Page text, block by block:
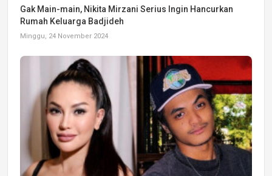
Gak Main-main, Nikita Mirzani Serius Ingin Hancurkan
Rumah Keluarga Badjideh
Minggu, 24 November 2024